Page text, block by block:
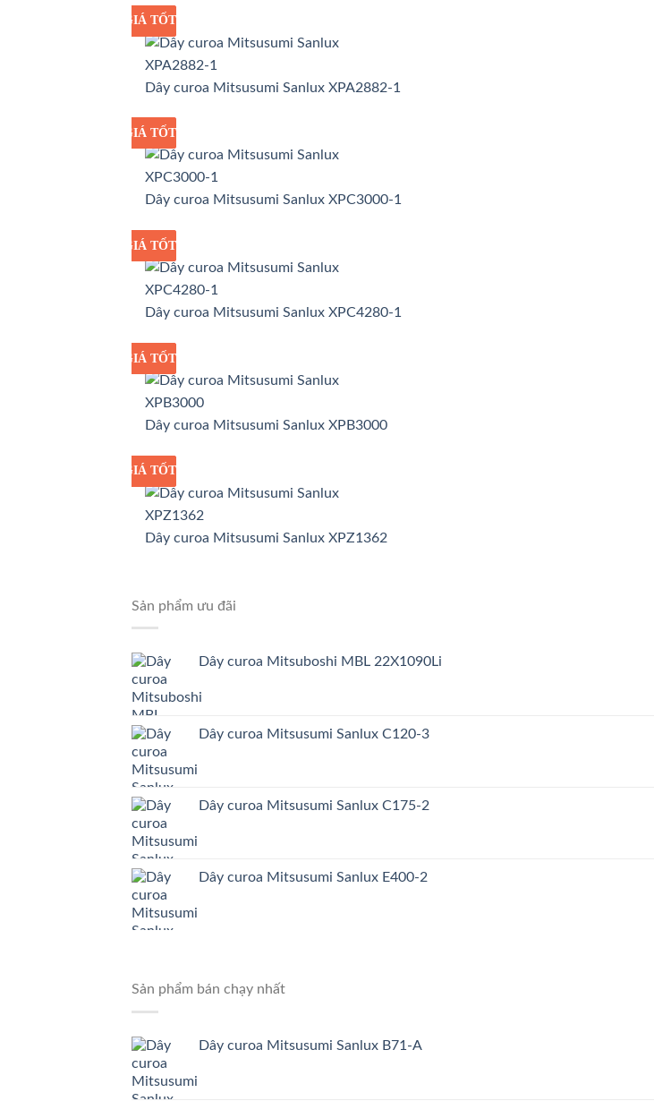
GIÁ SỈ
GIÁ TỐT
Dây curoa Mitsusumi Sanlux XPA2882-1
GIÁ SỈ
GIÁ TỐT
Dây curoa Mitsusumi Sanlux XPC3000-1
GIÁ SỈ
GIÁ TỐT
Dây curoa Mitsusumi Sanlux XPC4280-1
GIÁ SỈ
GIÁ TỐT
Dây curoa Mitsusumi Sanlux XPB3000
GIÁ SỈ
GIÁ TỐT
Dây curoa Mitsusumi Sanlux XPZ1362
Sản phẩm ưu đãi
Dây curoa Mitsuboshi MBL 22X1090Li
Dây curoa Mitsusumi Sanlux C120-3
Dây curoa Mitsusumi Sanlux C175-2
Dây curoa Mitsusumi Sanlux E400-2
Sản phẩm bán chạy nhất
Dây curoa Mitsusumi Sanlux B71-A